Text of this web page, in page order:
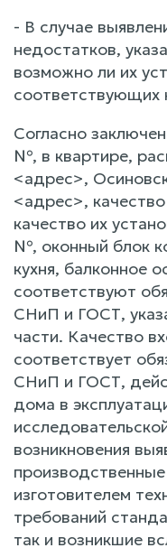
- В случае
недостатков,
возможно ли их
соответствующих
Согласно
№, в квартире,
<адрес>,
<адрес>,
качество их
№, оконный блок
кухня, балконное
соответствуют
СНиП и ГОСТ,
части. Качество
соответствует
СНиП и ГОСТ,
дома в
возникновения
изготовителем
требований
так и возникшие